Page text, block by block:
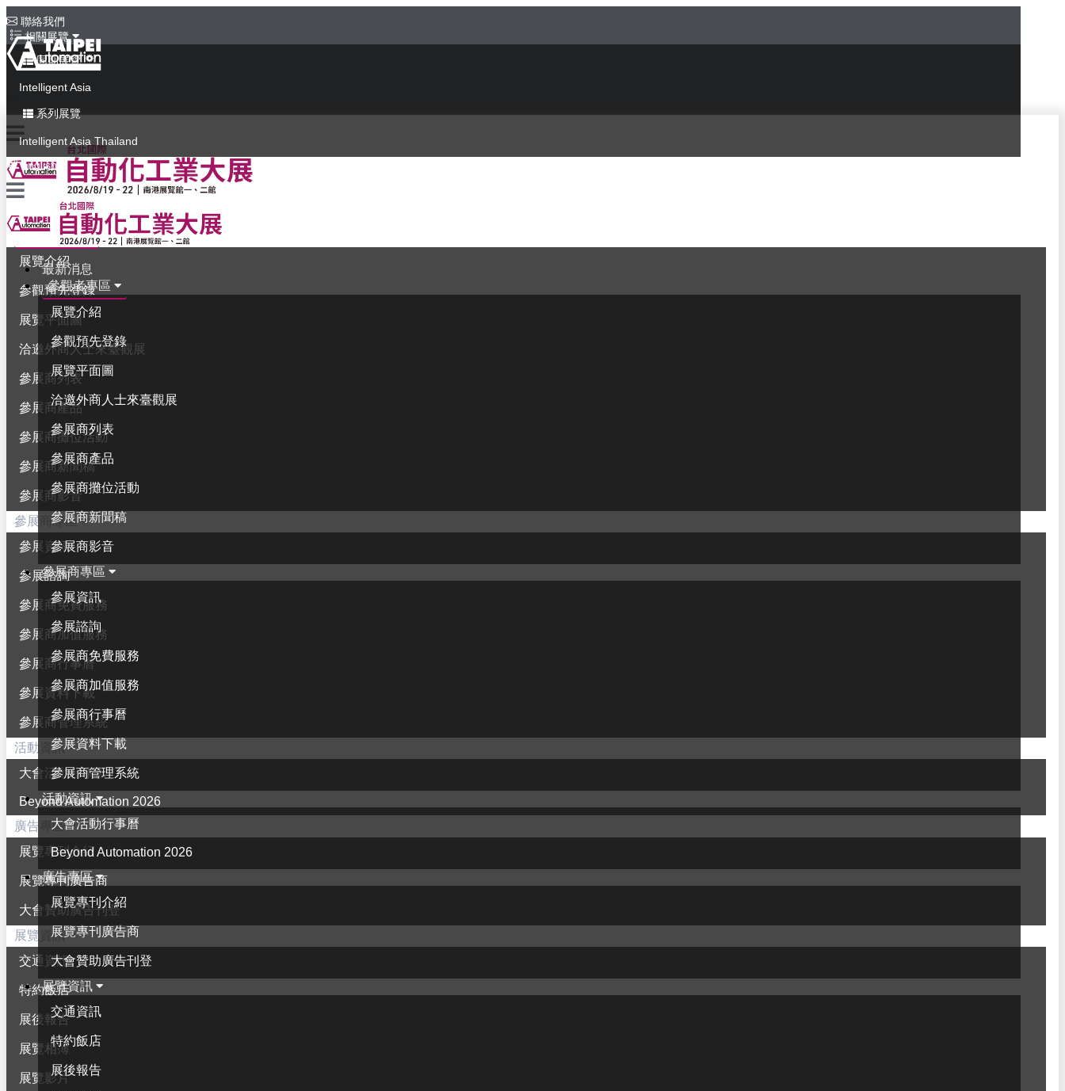
聯絡我們
相關展覽
同期展覽
Intelligent Asia
系列展覽
Intelligent Asia Thailand
English
最新消息
參觀者專區
展覽介紹
參觀預先登錄
展覽平面圖
洽邀外商人士來臺觀展
參展商列表
參展商產品
參展商攤位活動
參展商新聞稿
參展商影音
參展商專區
參展資訊
參展諮詢
參展商免費服務
參展商加值服務
參展商行事曆
參展資料下載
參展商管理系統
活動資訊
大會活動行事曆
Beyond Automation 2026
廣告專區
展覽專刊介紹
展覽專刊廣告商
大會贊助廣告刊登
展覽資訊
交通資訊
特約飯店
展後報告
最新消息
參觀者專區
展覽介紹
參觀預先登錄
展覽平面圖
洽邀外商人士來臺觀展
參展商列表
參展商產品
參展商攤位活動
參展商新聞稿
參展商影音
參展商專區
參展資訊
參展諮詢
參展商免費服務
參展商加值服務
參展商行事曆
參展資料下載
參展商管理系統
活動資訊
大會活動行事曆
Beyond Automation 2026
廣告專區
展覽專刊介紹
展覽專刊廣告商
大會贊助廣告刊登
展覽資訊
交通資訊
特約飯店
展後報告
展覽相簿
展覽影片